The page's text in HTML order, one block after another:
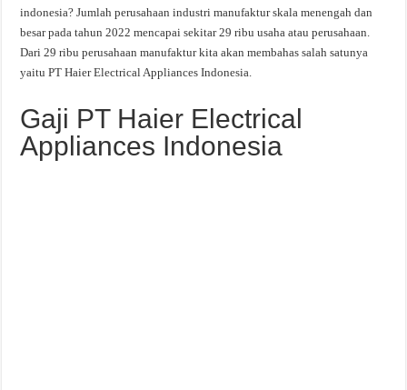
indonesia? Jumlah perusahaan industri manufaktur skala menengah dan
besar pada tahun 2022 mencapai sekitar 29 ribu usaha atau perusahaan.
Dari 29 ribu perusahaan manufaktur kita akan membahas salah satunya
yaitu PT Haier Electrical Appliances Indonesia.
Gaji PT Haier Electrical
Appliances Indonesia